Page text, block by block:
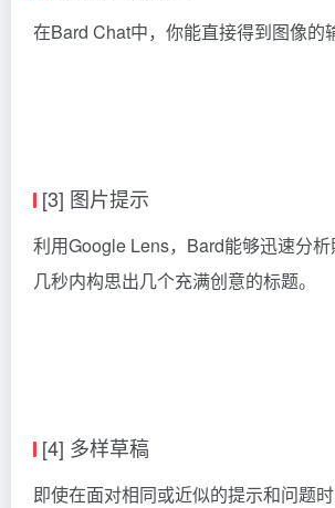
在Bard Chat中，你能直接得到图像的
[3] 图片提示
利用Google Lens，Bard能够迅速分
几秒内构思出几个充满创意的标题。
[4] 多样草稿
即使在面对相同或近似的提示和问题